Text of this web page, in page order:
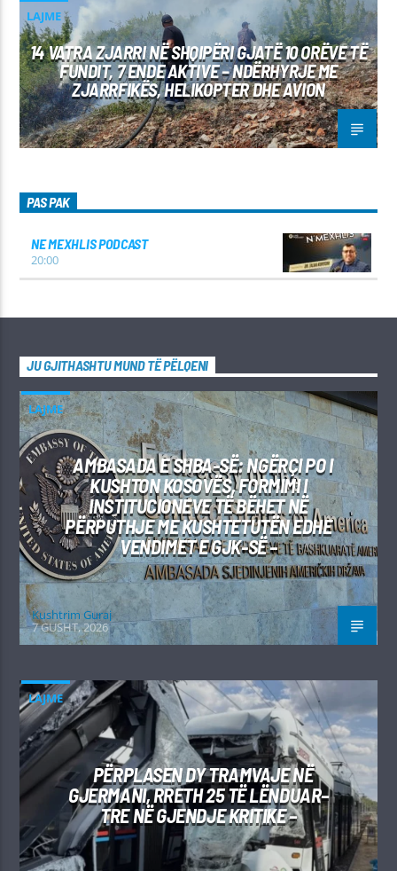
LAJME
14 VATRA ZJARRI NË SHQIPËRI GJATË 10 ORËVE TË
FUNDIT, 7 ENDE AKTIVE – NDËRHYRJE ME
ZJARRFIKËS, HELIKOPTER DHE AVION
PAS PAK
NE MEXHLIS PODCAST
20:00
JU GJITHASHTU MUND TË PËLQENI
LAJME
AMBASADA E SHBA-SË: NGËRÇI PO I
KUSHTON KOSOVËS, FORMIMI I
INSTITUCIONEVE TË BËHET NË
PËRPUTHJE ME KUSHTETUTËN EDHE
VENDIMET E GJK-SË –
Kushtrim Guraj
7 GUSHT, 2026
LAJME
PËRPLASEN DY TRAMVAJE NË
GJERMANI, RRETH 25 TË LËNDUAR–
TRE NË GJENDJE KRITIKE –